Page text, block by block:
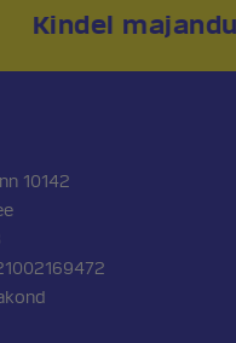
Kindel majandus
10142